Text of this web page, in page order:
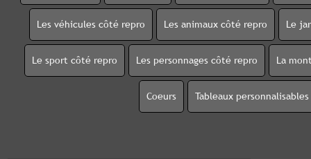
Les véhicules côté repro Les animaux côté repro Le
Le sport côté repro Les personnages côté repro La
Coeurs Tableaux personnalisables